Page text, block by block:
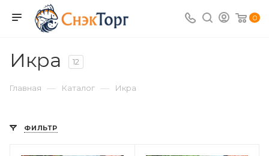
0
Икра 12
Главная — Каталог — Икра
ФИЛЬТР